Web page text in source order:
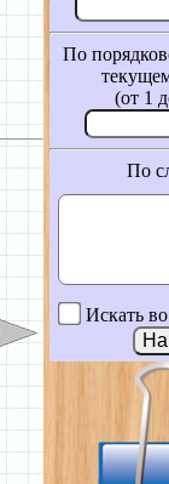
По
(от 1
По
Искать